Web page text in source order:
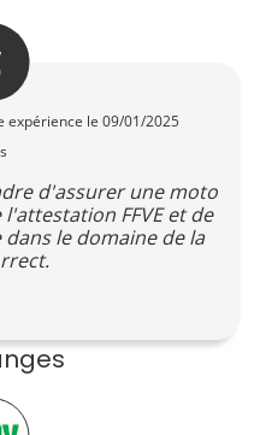
expérience le 09/01/2025
d'assurer une moto
FFVE et de
le domaine de la